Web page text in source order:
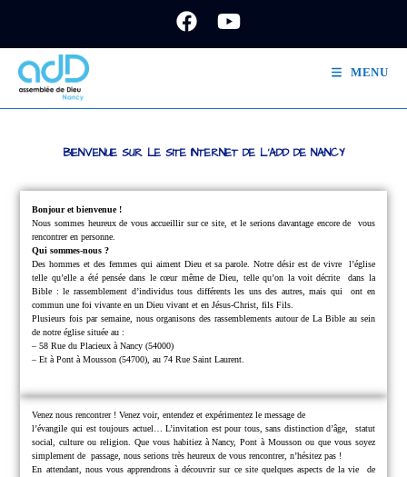
MENU
BIENVENUE SUR LE SITE INTERNET DE L'ADD DE NANCY
Bonjour et bienvenue !
Nous sommes heureux de vous accueillir sur ce site, et le serions davantage encore de vous
rencontrer en personne.
Qui sommes-nous ?
Des hommes et des femmes qui aiment Dieu et sa parole.Notre désir est de vivre l’église
telle qu’elle a été pensée dans le cœur même de Dieu, telle qu’on la voit décritedans la
Bible : le rassemblement d’individus tous différents les uns des autres, mais quiont en
commun une foi vivante en un Dieu vivant et en Jésus-Christ, fils Fils.
Plusieurs fois par semaine, nous organisons des rassemblements autour de La Bible au sein
de notre église située au :
– 58 Rue du Placieux à Nancy (54000)
– Et à Pont à Mousson (54700), au 74 Rue Saint Laurent.
Venez nous rencontrer !Venez voir, entendez et expérimentez le message de
l’évangile qui est toujours actuel… L’invitation est pour tous, sans distinction d’âge, statut
social, culture ou religion. Que vous habitiez à Nancy, Pont à Mousson ou que vous soyez
simplement depassage, nous serions très heureux de vous rencontrer, n’hésitez pas !
En attendant, nous vous apprendrons à découvrir sur ce site quelques aspects de la vie de